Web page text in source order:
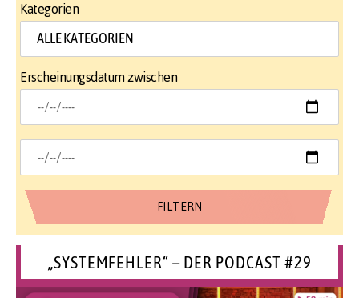
Kategorien
Erscheinungsdatum zwischen
„SYSTEMFEHLER“ – DER PODCAST #29